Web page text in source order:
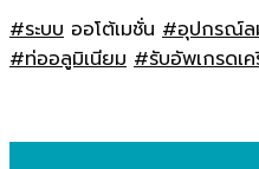
#ระบบ ออโต้เมชั่น #อุปกรณ์ล
#ท่ออลูมิเนียม #รับอัพเกรดเ